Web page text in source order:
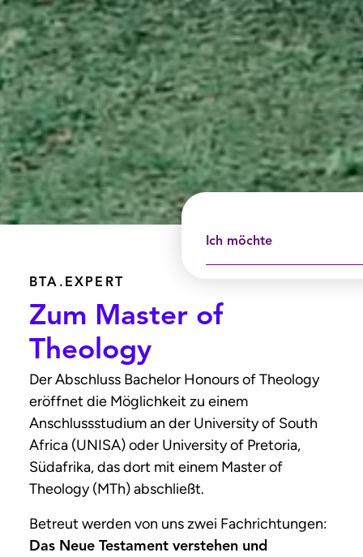
Ich möchte
BTA.EXPERT
Zum Master of
Theology
Der Abschluss Bachelor Honours of Theology
eröffnet die Möglichkeit zu einem
Anschlussstudium an der University of South
Africa (UNISA) oder University of Pretoria,
Südafrika, das dort mit einem Master of
Theology (MTh) abschließt.
Betreut werden von uns zwei Fachrichtungen:
Das Neue Testament verstehen und